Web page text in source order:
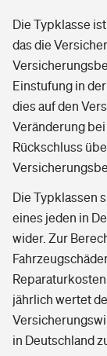
Die Typklasse
das die
Einstufung in
dies auf den
Veränderung
Rückschluss
Die Typklassen
eines jeden in
wider. Zur
jährlich wertet
in Deutschland